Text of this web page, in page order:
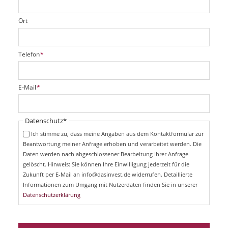
Ort
P
f
i
c
t
f
Telefon*
P
f
i
E-Mail*
Pflichtfeld
Datenschutz*
Ich stimme zu, dass meine Angaben aus dem Kontaktformular zur
Beantwortung meiner Anfrage erhoben und verarbeitet werden. Die
Daten werden nach abgeschlossener Bearbeitung Ihrer Anfrage
gelöscht. Hinweis: Sie können Ihre Einwilligung jederzeit für die
Zukunft per E-Mail an info@dasinvest.de widerrufen. Detaillierte
Informationen zum Umgang mit Nutzerdaten finden Sie in unserer
Datenschutzerklärung